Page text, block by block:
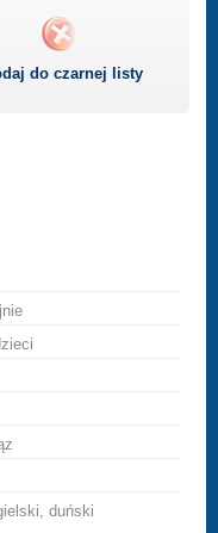
do czarnej listy
duński